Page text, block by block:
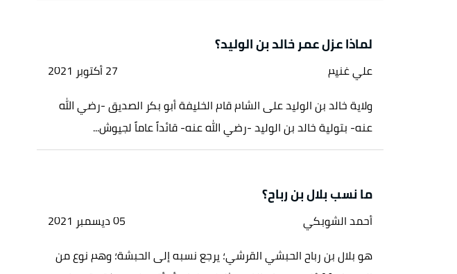
لماذا عزل عمر خالد بن الوليد؟
علي غنيم
27 أكتوبر 2021
ولاية خالد بن الوليد على الشام قام الخليفة أبو بكر الصديق -رضي الله
عنه- بتولية خالد بن الوليد -رضي الله عنه- قائداً عاماً لجيوش...
ما نسب بلال بن رباح؟
أحمد الشوبكي
05 ديسمبر 2021
هو بلال بن رباح الحبشي القرشي؛ يرجع نسبه إلى الحبشة؛ وهم نوع من